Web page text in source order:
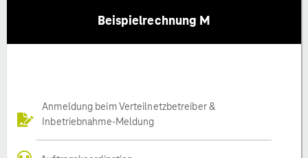
Beispielrechnung M
Anmeldung beim Verteilnetzbetreiber &
Inbetriebnahme-Meldung